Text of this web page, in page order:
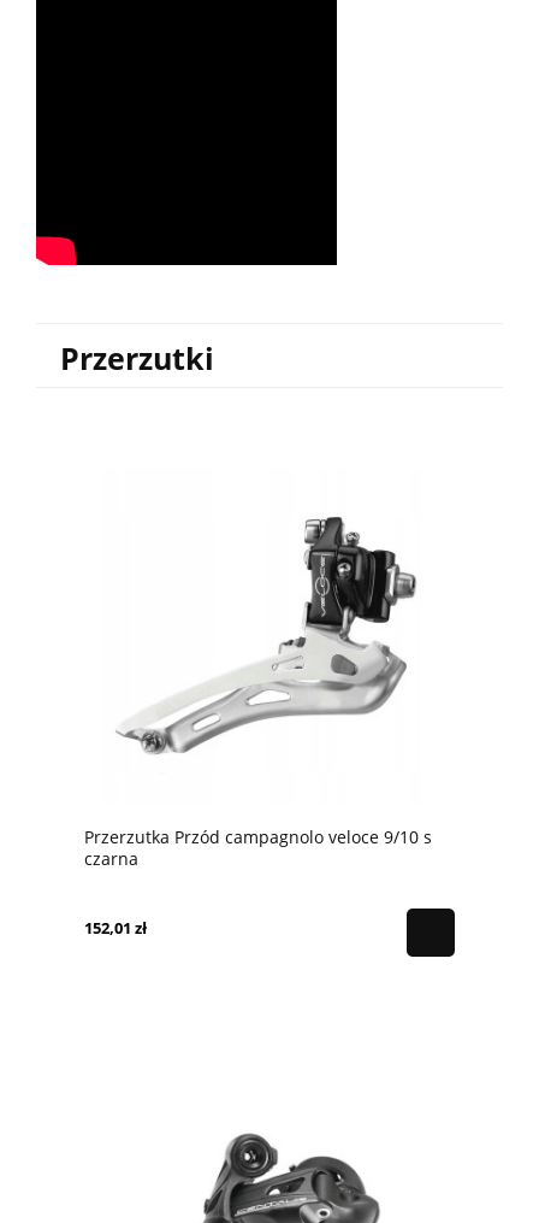
Przerzutki
Przerzutka Przód campagnolo veloce 9/10 s
czarna
152,01 zł